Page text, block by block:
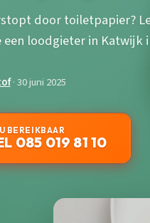
door toiletpapier?
een loodgieter in Katwijk
· 30 juni 2025
BEREIKBAAR
085 019 81 10